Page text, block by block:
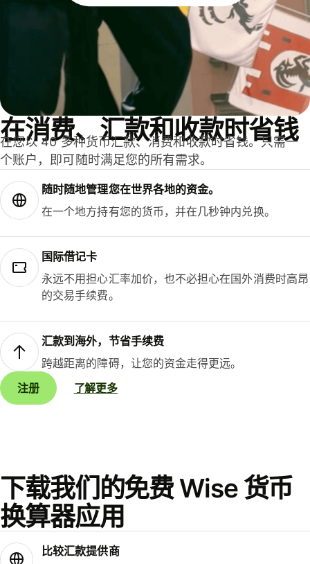
在消费、汇款和收款时省钱
在您以 40 多种货币汇款、消费和收款时省钱。只需一
个账户，即可随时满足您的所有需求。
随时随地管理您在世界各地的资金。
在一个地方持有您的货币，并在几秒钟内兑换。
国际借记卡
永远不用担心汇率加价，也不必担心在国外消费时高昂
的交易手续费。
汇款到海外，节省手续费
跨越距离的障碍，让您的资金走得更远。
注册
了解更多
下载我们的免费 Wise 货币
换算器应用
比较汇款提供商